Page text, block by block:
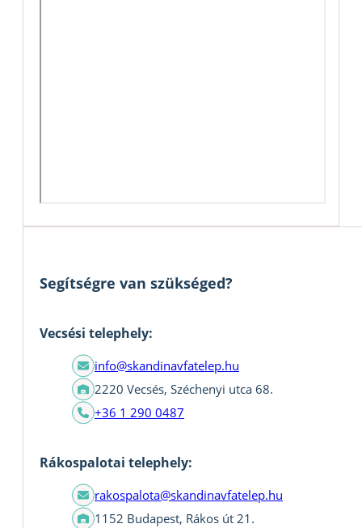
Segítségre van szükséged?
Vecsési telephely:
info@skandinavfatelep.hu
2220 Vecsés, Széchenyi utca 68.
+36 1 290 0487
Rákospalotai telephely:
rakospalota@skandinavfatelep.hu
1152 Budapest, Rákos út 21.